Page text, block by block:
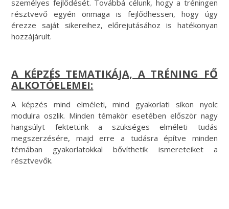
személyes fejlődését. Továbbá célunk, hogy a tréningen
résztvevő egyén önmaga is fejlődhessen, hogy úgy
érezze saját sikereihez, előrejutásához is hatékonyan
hozzájárult.
A KÉPZÉS TEMATIKÁJA, A TRÉNING FŐ
ALKOTÓELEMEI:
A képzés mind elméleti, mind gyakorlati síkon nyolc
modulra oszlik. Minden témakör esetében először nagy
hangsúlyt fektetünk a szükséges elméleti tudás
megszerzésére, majd erre a tudásra építve minden
témában gyakorlatokkal bővíthetik ismereteiket a
résztvevők.